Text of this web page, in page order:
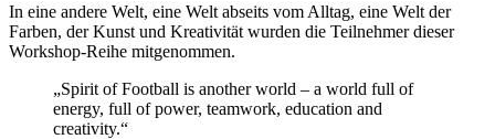
In eine andere Welt, eine Welt abseits vom Alltag, eine Welt der
Farben, der Kunst und Kreativität wurden die Teilnehmer dieser
Workshop-Reihe mitgenommen.
„Spirit of Football is another world – a world full of
energy, full of power, teamwork, education and
creativity.“